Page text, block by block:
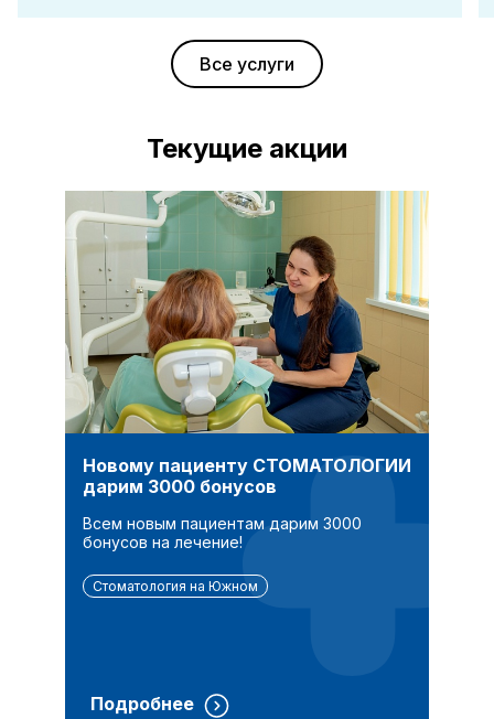
Все услуги
Текущие акции
Новому пациенту СТОМАТОЛОГИИ
дарим 3000 бонусов
Всем новым пациентам дарим 3000
бонусов на лечение!
Стоматология на Южном
Подробнее